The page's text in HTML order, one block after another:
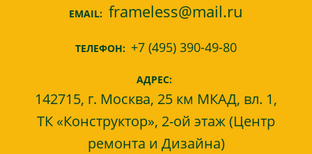
EMAIL: frameless@mail.ru
ТЕЛЕФОН: +7 (495) 390-49-80
АДРЕС:
142715, г. Москва, 25 км МКАД, вл. 1,
ТК «Конструктор», 2-ой этаж (Центр
ремонта и Дизайна)